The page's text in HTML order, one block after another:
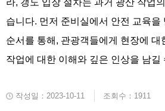
라, 갱도 입장 절차는 과거 광산 작업
습니다. 먼저 준비실에서 안전 교육을
순서를 통해, 관광객들에게 현장에 대
작업에 대한 이해와 깊은 인상을 남길
작성일：2023-10-11 조회수：1911